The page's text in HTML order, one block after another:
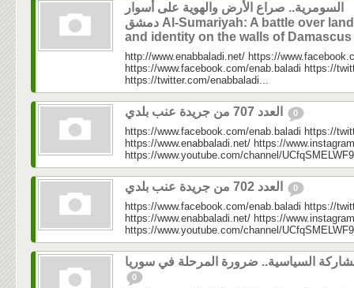
السومرية.. صراع الأرض والهوية على أسوار
دمشق Al-Sumariyah: A battle over land
and identity on the walls of Damascus
http://www.enabbaladi.net/ https://
https://www.facebook.com/enab.baladi https://
https://twitter.com/enabbaladi...
0
https://www.facebook.com/enab.baladi https://
https://www.enabbaladi.net/ https://
https://www.youtube.com/channel/
0
https://www.facebook.com/enab.baladi https://
https://www.enabbaladi.net/ https://
https://www.youtube.com/channel/
السياسية.. ضرورة المرحلة في سوريا
0